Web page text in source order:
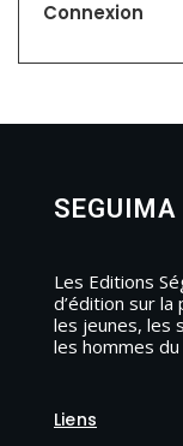
Connexion
SEGUIMA
Les Editions
d’édition sur
les jeunes, les
les hommes du
Liens